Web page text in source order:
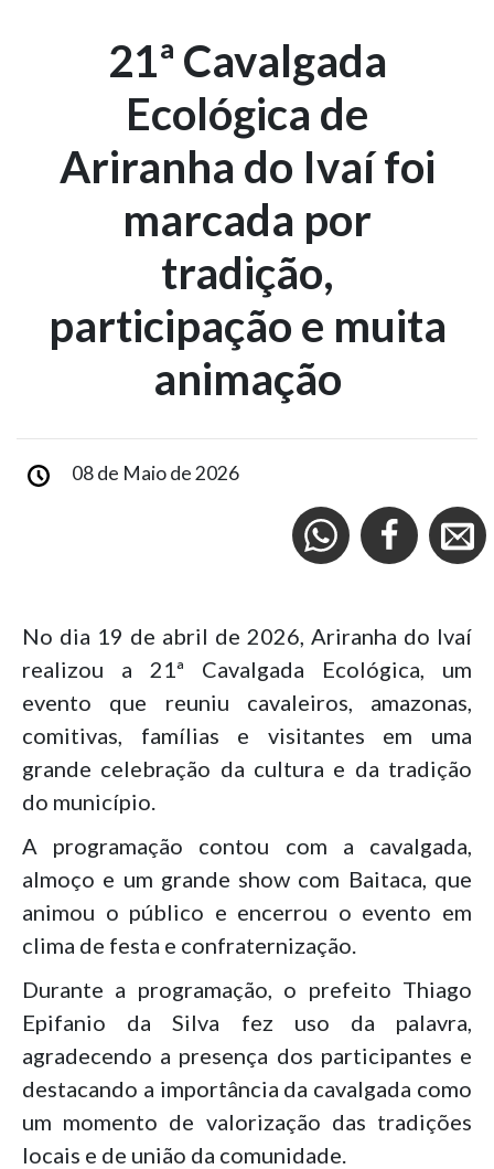
21ª Cavalgada
Ecológica de
Ariranha do Ivaí foi
marcada por
tradição,
participação e muita
animação
08 de Maio de 2026
No dia 19 de abril de 2026, Ariranha do Ivaí
realizou a 21ª Cavalgada Ecológica, um
evento que reuniu cavaleiros, amazonas,
comitivas, famílias e visitantes em uma
grande celebração da cultura e da tradição
do município.
A programação contou com a cavalgada,
almoço e um grande show com Baitaca, que
animou o público e encerrou o evento em
clima de festa e confraternização.
Durante a programação, o prefeito Thiago
Epifanio da Silva fez uso da palavra,
agradecendo a presença dos participantes e
destacando a importância da cavalgada como
um momento de valorização das tradições
locais e de união da comunidade.